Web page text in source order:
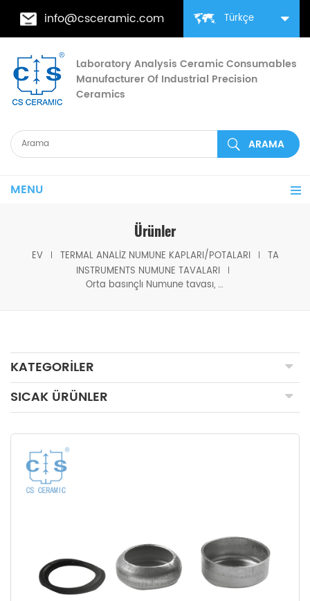
Türkçe
info@csceramic.com
Laboratory Analysis Ceramic Consumables
Manufacturer Of Industrial Precision
Ceramics
MENU
Ürünler
EV TERMAL ANALIZ NUMUNE KAPLARI/POTALARI
TA
INSTRUMENTS NUMUNE TAVALARI
Orta basınçlı Numune tavası, TA Instruments için O-ring (paslanmaz çelik pota)
KATEGORILER
SICAK ÜRÜNLER